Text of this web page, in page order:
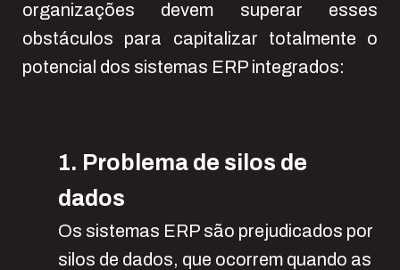
organizações devem superar esses
obstáculos para capitalizar totalmente o
potencial dos sistemas ERP integrados:
1. Problema de silos de
dados
Os sistemas ERP são prejudicados por
silos de dados, que ocorrem quando as